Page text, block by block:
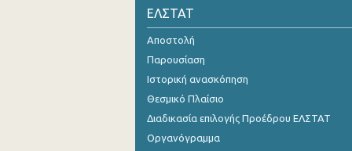
Νοεμβρίου 2024
Οκτωβρίου 2024
Σεπτεμβρίου 2024
Ιουλίου 2024
ΕΛΣΤΑΤ
Αποστολή
Παρουσίαση
Ιστορική ανασκόπηση
Θεσμικό Πλαίσιο
Διαδικασία επιλογής Προέδρου ΕΛΣΤΑΤ
Οργανόγραμμα